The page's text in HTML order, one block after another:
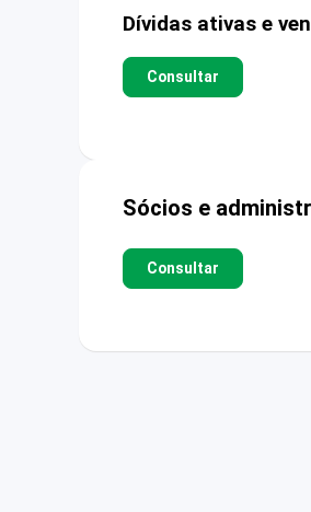
Dívidas ativas e
Consultar
Sócios e
Consultar